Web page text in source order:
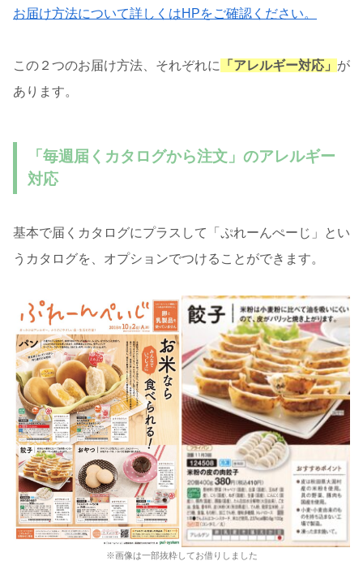
お届け方法について詳しくはHPをご確認ください。
この２つのお届け方法、それぞれに 「アレルギー対応」 が
あります。
「毎週届くカタログから注文」のアレルギー
対応
基本で届くカタログにプラスして「ぷれーんぺーじ」とい
うカタログを、オプションでつけることができます。
※画像は一部抜粋してお借りしました